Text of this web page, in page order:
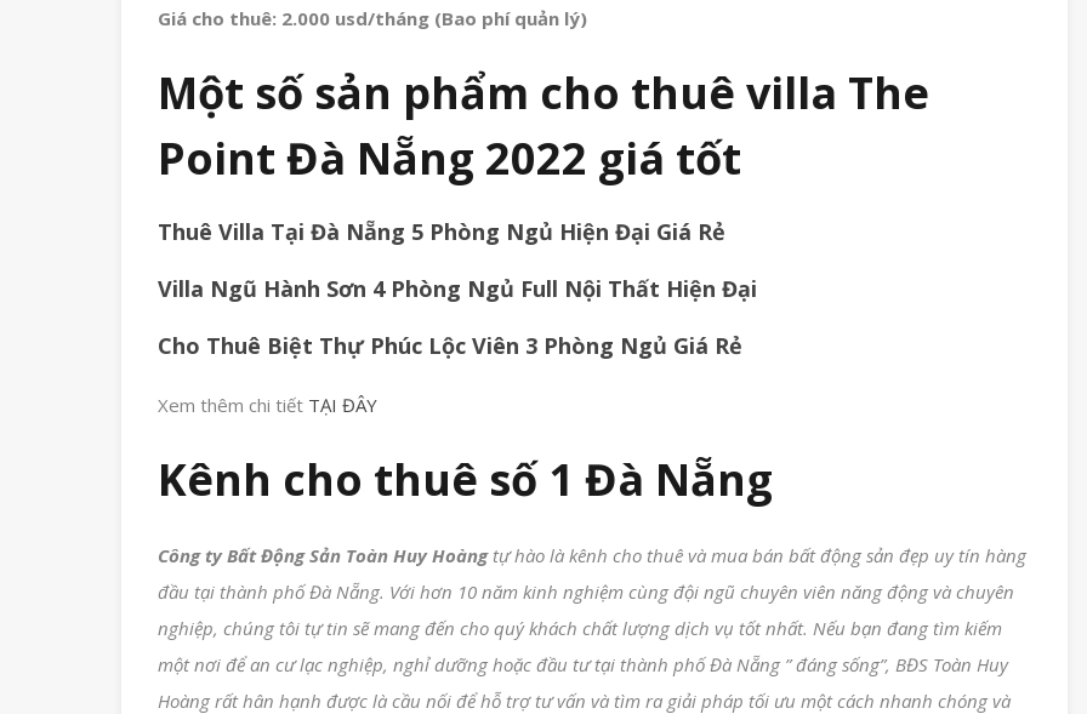
Giá cho thuê: 2.000 usd/tháng (Bao phí quản lý)
Một số sản phẩm cho thuê villa The
Point Đà Nẵng 2022 giá tốt
Thuê Villa Tại Đà Nẵng 5 Phòng Ngủ Hiện Đại Giá Rẻ
Villa Ngũ Hành Sơn 4 Phòng Ngủ Full Nội Thất Hiện Đại
Cho Thuê Biệt Thự Phúc Lộc Viên 3 Phòng Ngủ Giá Rẻ
Xem thêm chi tiết TẠI ĐÂY
Kênh cho thuê số 1 Đà Nẵng
Công ty Bất Động Sản Toàn Huy Hoàngtự hào là kênh cho thuê và mua bán bất động sản đẹp uy tín hàng
đầu tại thành phố Đà Nẵng. Với hơn 10 năm kinh nghiệm cùng đội ngũ chuyên viên năng động và chuyên
nghiệp, chúng tôi tự tin sẽ mang đến cho quý khách chất lượng dịch vụ tốt nhất. Nếu bạn đang tìm kiếm
một nơi để an cư lạc nghiệp, nghỉ dưỡng hoặc đầu tư tại thành phố Đà Nẵng ” đáng sống”, BĐS Toàn Huy
Hoàng rất hân hạnh được là cầu nối để hỗ trợ tư vấn và tìm ra giải pháp tối ưu một cách nhanh chóng và